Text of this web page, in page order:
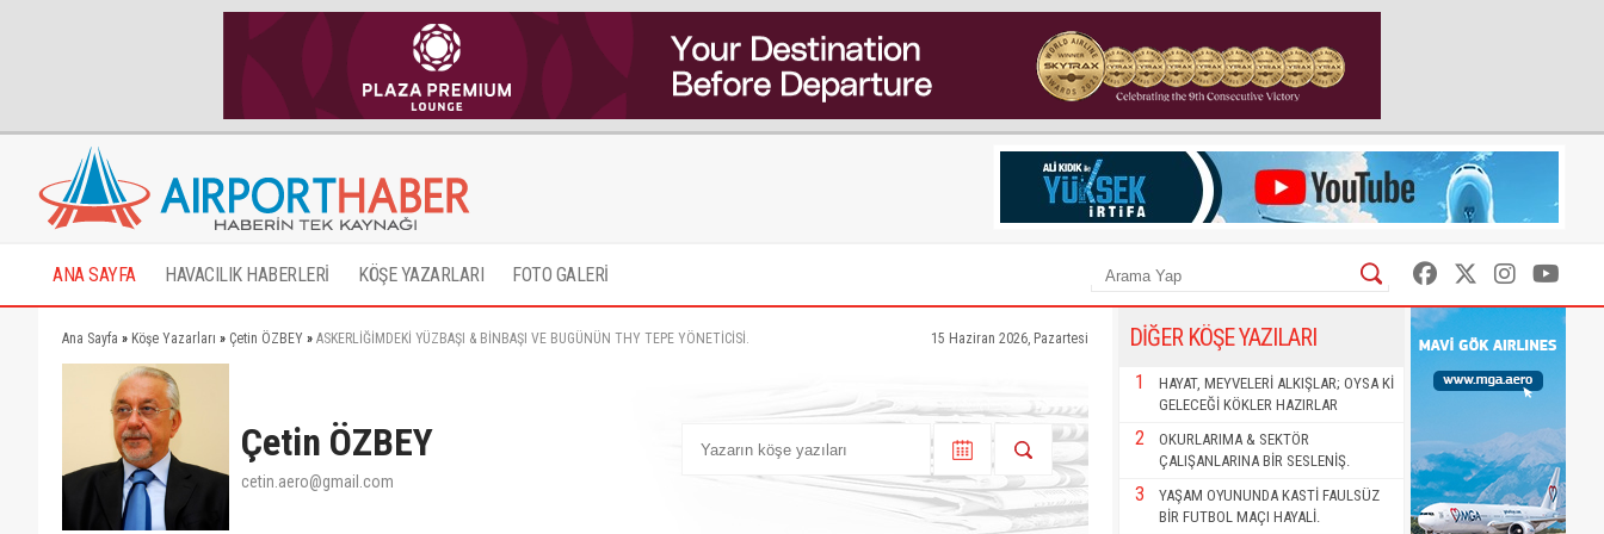
ANA SAYFA HAVACILIK HABERLERİ KÖŞE YAZARLARI FOTO GALERİ
Ana Sayfa » Köşe Yazarları » Çetin ÖZBEY » ASKERLİĞİMDEKİ YÜZBAŞI & BİNBAŞI VE BUGÜNÜN THY TEPE YÖNETİCİSİ. 15 Haziran 2026, Pazartesi
Çetin ÖZBEY
cetin.aero@gmail.com
DİĞER KÖŞE YAZILARI
1
HAYAT, MEYVELERİ ALKIŞLAR; OYSA Kİ
GELECEĞİ KÖKLER HAZIRLAR
2
OKURLARIMA & SEKTÖR
ÇALIŞANLARINA BİR SESLENİŞ.
3
YAŞAM OYUNUNDA KASTİ FAULSÜZ
BİR FUTBOL MAÇI HAYALİ.